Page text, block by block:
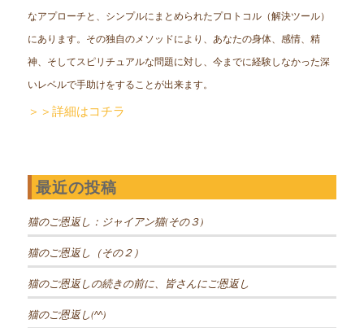
なアプローチと、シンプルにまとめられたプロトコル（解決ツール）
にあります。その独自のメソッドにより、あなたの身体、感情、精
神、そしてスピリチュアルな問題に対し、今までに経験しなかった深
いレベルで手助けをすることが出来ます。
＞＞詳細はコチラ
最近の投稿
猫のご恩返し：ジャイアン猫(その３)
猫のご恩返し（その２）
猫のご恩返しの続きの前に、皆さんにご恩返し
猫のご恩返し(^^)